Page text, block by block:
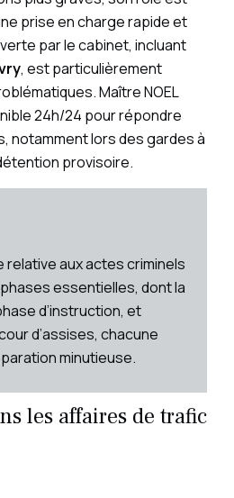
prise en charge rapide et
par le cabinet, incluant
, est particulièrement
Maître NOEL
24h/24 pour répondre
notamment lors des gardes à
provisoire.
relative aux actes criminels
essentielles, dont la
d’instruction, et
d’assises, chacune
minutieuse.
les affaires de trafic